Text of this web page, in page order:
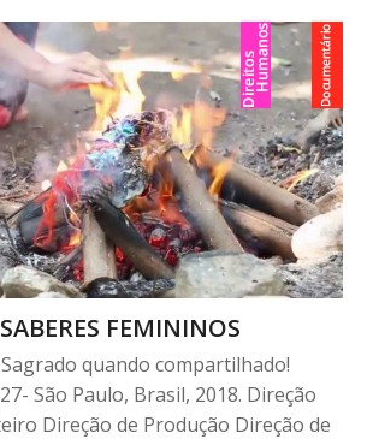
FEMININOS
quando compartilhado!
São Paulo, Brasil, 2018. Direção
Direção de Produção Direção de